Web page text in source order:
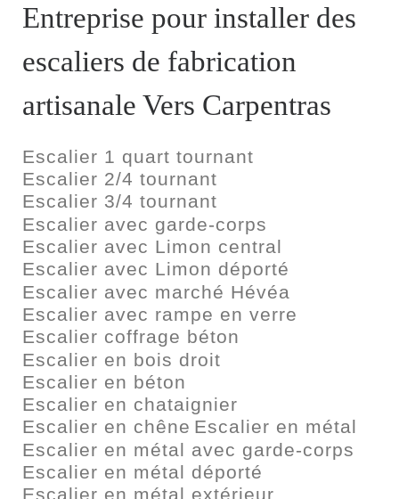
Entreprise pour installer des
escaliers de fabrication
artisanale Vers Carpentras
Escalier 1 quart tournant
Escalier 2/4 tournant
Escalier 3/4 tournant
Escalier avec garde-corps
Escalier avec Limon central
Escalier avec Limon déporté
Escalier avec marché Hévéa
Escalier avec rampe en verre
Escalier coffrage béton
Escalier en bois droit
Escalier en béton
Escalier en chataignier
Escalier en chêne Escalier en métal
Escalier en métal avec garde-corps
Escalier en métal déporté